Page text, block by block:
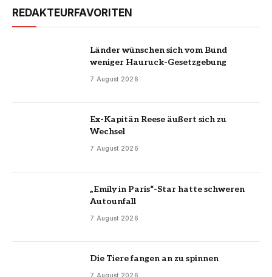
REDAKTEURFAVORITEN
Länder wünschen sich vom Bund
weniger Hauruck-Gesetzgebung
7 August 2026
Ex-Kapitän Reese äußert sich zu
Wechsel
7 August 2026
„Emily in Paris“-Star hatte schweren
Autounfall
7 August 2026
Die Tiere fangen an zu spinnen
7 August 2026